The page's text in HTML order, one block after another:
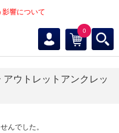
響について
0
ウトレットアンクレッ
んでした。